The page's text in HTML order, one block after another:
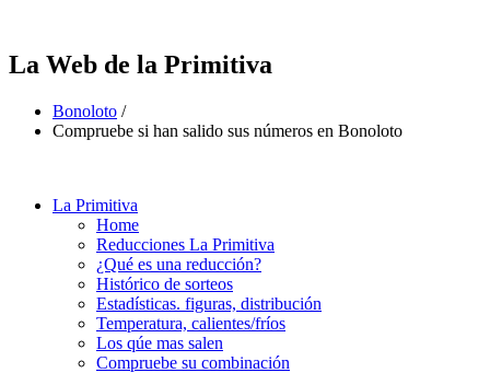
La Web de la Primitiva
Bonoloto /
Compruebe si han salido sus números en Bonoloto
La Primitiva
Home
Reducciones La Primitiva
¿Qué es una reducción?
Histórico de sorteos
Estadísticas. figuras, distribución
Temperatura, calientes/fríos
Los qúe mas salen
Compruebe su combinación